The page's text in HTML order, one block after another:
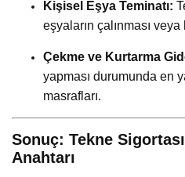
Kişisel Eşya Teminatı:
eşyaların çalınması
Çekme ve Kurtarma
yapması durumunda en
masrafları.
Sonuç: Tekne
Anahtarı